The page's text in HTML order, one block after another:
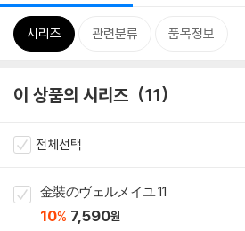
시리즈 관련분류 품목정보
이 상품의 시리즈 11
전체선택
金裝のヴェルメイユ 11
10% 7,590원